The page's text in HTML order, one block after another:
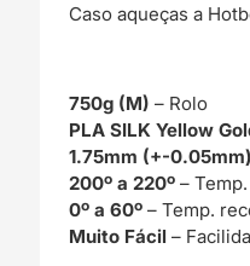
Caso aqueças a
750g (M) – Rolo
PLA SILK Yellow
1.75mm (+-0.05mm)
200º a 220º –
0º a 60º – Temp.
Muito Fácil–